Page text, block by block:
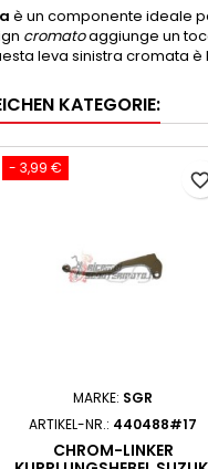
è un componente ideale
cromatoaggiunge un
leva sinistra cromata
KATEGORIE:
- 3,99 €
MARKE: SGR
ARTIKEL-NR.: 440488#17
CHROM-LINKER